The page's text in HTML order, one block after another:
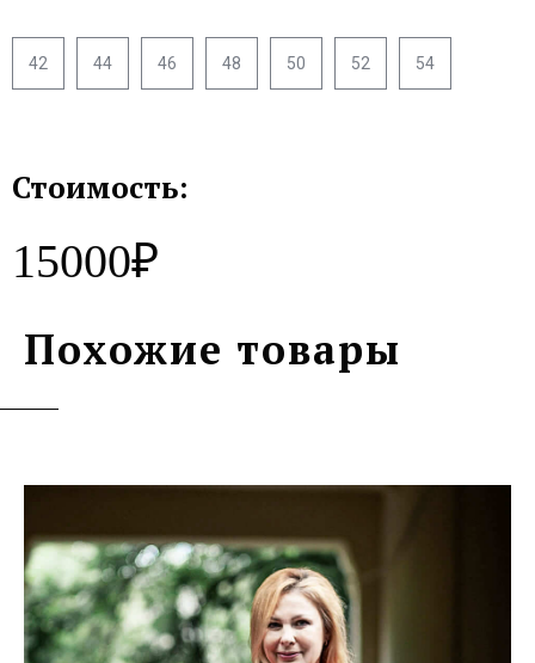
42 44 46 48 50 52 54
Стоимость:
15000₽
Похожие товары